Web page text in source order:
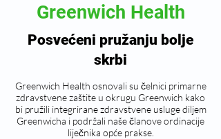
Greenwich Health
Posvećeni pružanju bolje
skrbi
Greenwich Health osnovali su čelnici primarne
zdravstvene zaštite u okrugu Greenwich kako
bi pružili integrirane zdravstvene usluge diljem
Greenwicha i podržali naše članove ordinacije
liječnika opće prakse.